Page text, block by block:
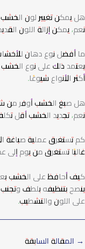
هل يمكن تغيير لون الخشب
نعم، يمكن إزالة اللون
ما أفضل نوع دهان
يعتمد ذلك على نوع الخشب
أكثر الأنواع شيوعًا.
هل صبغ الخشب أوفر من
نعم، تجديد الخشب أقل
كم تستغرق عملية صباغة
غالبًا تستغرق من يوم
كيف أحافظ على الخشب
ينصح بتنظيفه بلطف وتجنب
على اللون والتشطيب.
→ المقالة السابقة